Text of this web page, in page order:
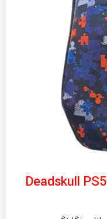
مشخصات کیف کوله پشتی Deadskull PS5